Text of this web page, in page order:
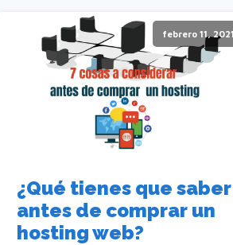
febrero 11, 2021
¿Qué tienes que saber
antes de comprar un
hosting web?